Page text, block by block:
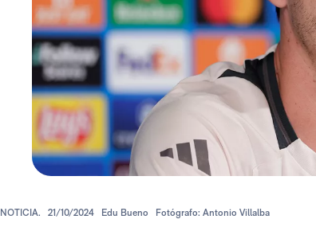
NOTICIA. 21/10/2024 Edu Bueno Fotógrafo: Antonio Villalba